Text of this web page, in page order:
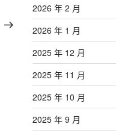
2026 年 2 月
2026 年 1 月
2025 年 12 月
2025 年 11 月
2025 年 10 月
2025 年 9 月